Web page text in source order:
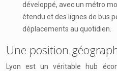
développé, avec un métro
étendu et des lignes de bus
déplacements au quotidien.
Une position
Lyon est un véritable hub